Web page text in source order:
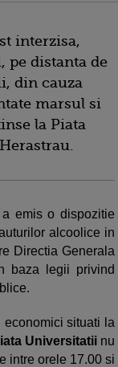
interzisa,
pe distanta de
din cauza
marsul si
la Piata
emis o dispozitie
alcoolice in
Directia Generala
baza legii privind
situati la
Universitatiinu
intre orele 17.00 si